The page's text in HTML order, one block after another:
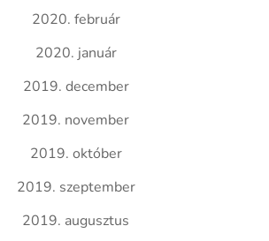
2020. február
2020. január
2019. december
2019. november
2019. október
2019. szeptember
2019. augusztus